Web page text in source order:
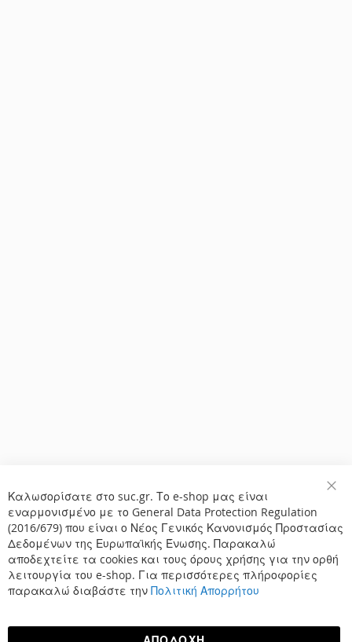
Καλωσορίσατε στο suc.gr. Το e-shop μας είναι
εναρμονισμένο με το General Data Protection Regulation
(2016/679) που είναι ο Νέος Γενικός Κανονισμός Προστασίας
Δεδομένων της Ευρωπαϊκής Ένωσης. Παρακαλώ
αποδεχτείτε τα cookies και τους όρους χρήσης για την ορθή
λειτουργία του e-shop. Για περισσότερες πλήροφορίες
παρακαλώ διαβάστε την Πολιτική Απορρήτου